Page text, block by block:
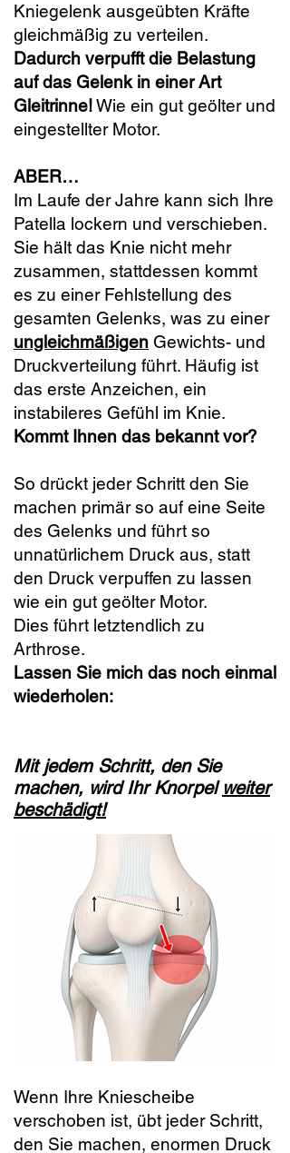
Kniegelenk ausgeübten Kräfte
gleichmäßig zu verteilen.
Dadurch verpufft die Belastung
auf das Gelenk in einer Art
Gleitrinne!Wie ein gut geölter und
eingestellter Motor.
ABER…
Im Laufe der Jahre kann sich Ihre
Patella lockern und verschieben.
Sie hält das Knie nicht mehr
zusammen, stattdessen kommt
es zu einer Fehlstellung des
gesamten Gelenks, was zu einer
ungleichmäßigen Gewichts- und
Druckverteilung führt. Häufig ist
das erste Anzeichen, ein
instabileres Gefühl im Knie.
Kommt Ihnen das bekannt vor?
So drückt jeder Schritt den Sie
machen primär so auf eine Seite
des Gelenks und führt so
unnatürlichem Druck aus, statt
den Druck verpuffen zu lassen
wie ein gut geölter Motor.
Dies führt letztendlich zu
Arthrose.
Lassen Sie mich das noch einmal
wiederholen:
Mit jedem Schritt, den Sie
machen, wird Ihr Knorpelweiter
beschädigt!
Wenn Ihre Kniescheibe
verschoben ist, übt jeder Schritt,
den Sie machen, enormen Druck